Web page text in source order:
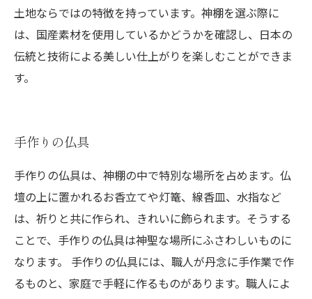
土地ならではの特徴を持っています。神棚を選ぶ際に
は、国産素材を使用しているかどうかを確認し、日本の
伝統と技術による美しい仕上がりを楽しむことができま
す。
手作りの仏具
手作りの仏具は、神棚の中で特別な場所を占めます。仏
壇の上に置かれるお香立てや灯篭、線香皿、水指など
は、祈りと共に作られ、きれいに飾られます。そうする
ことで、手作りの仏具は神聖な場所にふさわしいものに
なります。 手作りの仏具には、職人が丹念に手作業で作
るものと、家庭で手軽に作るものがあります。職人によ